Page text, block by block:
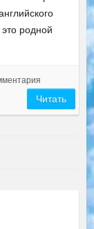
родной
Читать